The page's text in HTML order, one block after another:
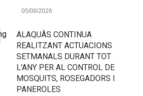
05/08/2026
ALAQUÀS CONTINUA
REALITZANT ACTUACIONS
SETMANALS DURANT TOT
L'ANY PER AL CONTROL DE
MOSQUITS, ROSEGADORS I
PANEROLES